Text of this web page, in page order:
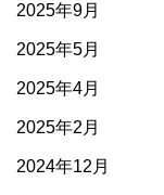
2025年9月
2025年5月
2025年4月
2025年2月
2024年12月